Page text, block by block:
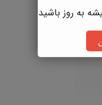
به روز باشید